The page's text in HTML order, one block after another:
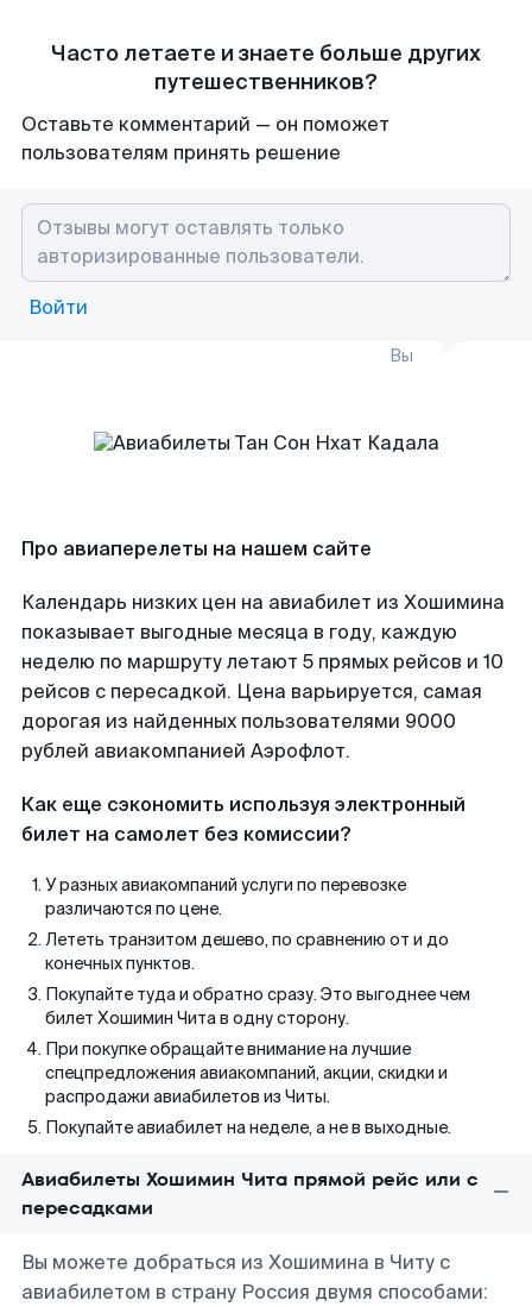
Часто летаете и знаете больше других
путешественников?
Оставьте комментарий — он поможет
пользователям принять решение
Войти
Вы
Про авиаперелеты на нашем сайте
Календарь низких цен на авиабилет из Хошимина
показывает выгодные месяца в году, каждую
неделю по маршруту летают 5 прямых рейсов и 10
рейсов с пересадкой. Цена варьируется, самая
дорогая из найденных пользователями 9000
рублей авиакомпанией Аэрофлот.
Как еще сэкономить используя электронный
билет на самолет без комиссии?
У разных авиакомпаний услуги по перевозке
различаются по цене.
Лететь транзитом дешево, по сравнению от и до
конечных пунктов.
Покупайте туда и обратно сразу. Это выгоднее чем
билет Хошимин Чита в одну сторону.
При покупке обращайте внимание на лучшие
спецпредложения авиакомпаний, акции, скидки и
распродажи авиабилетов из Читы.
Покупайте авиабилет на неделе, а не в выходные.
Авиабилеты Хошимин Чита прямой рейс или с
пересадками
Вы можете добраться из Хошимина в Читу с
авиабилетом в страну Россия двумя способами: